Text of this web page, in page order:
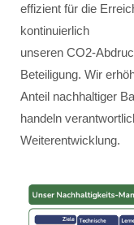
effizient für die
kontinuierlich
unseren CO2-
Beteiligung. Wir
Anteil nachhaltiger
handeln
Weiterentwicklung.